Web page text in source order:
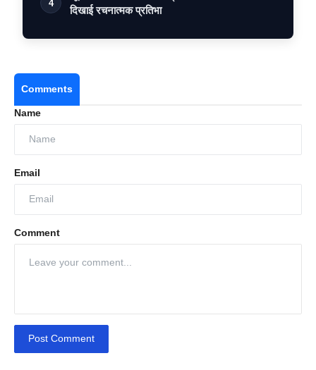
4
दिखाई रचनात्मक प्रतिभा
Comments
Name
Email
Comment
Post Comment